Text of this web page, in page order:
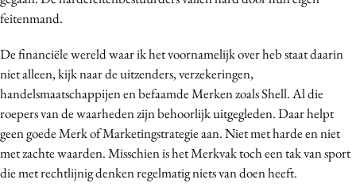
Craft
Data & Insights
Design
Digital transformation
Diversiteit
Effectiviteit
Gedragsverandering
feitenmand.
De financiële wereld waar ik het voornamelijk over heb staat daarin
niet alleen, kijk naar de uitzenders, verzekeringen,
handelsmaatschappijen en befaamde Merken zoals Shell. Al die
roepers van de waarheden zijn behoorlijk uitgegleden. Daar helpt
geen goede Merk of Marketingstrategie aan. Niet met harde en niet
met zachte waarden. Misschien is het Merkvak toch een tak van sport
die met rechtlijnig denken regelmatig niets van doen heeft.